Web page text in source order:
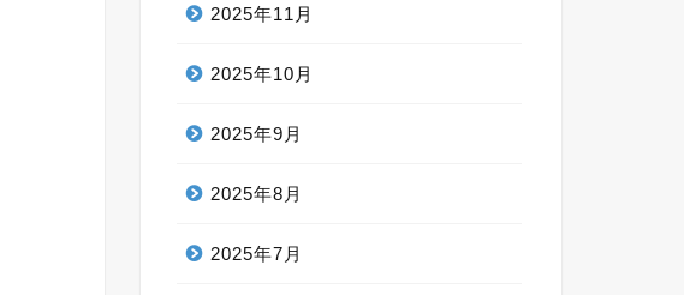
2025年11月
2025年10月
2025年9月
2025年8月
2025年7月